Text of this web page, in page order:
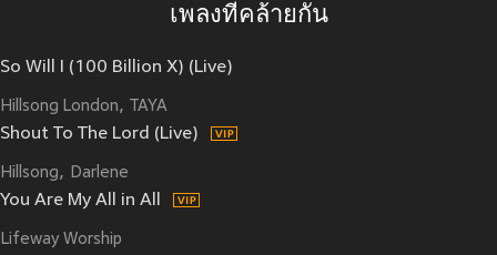
เพลงที่คล้ายกัน
So Will I (100 Billion X) (Live)
Hillsong London TAYA
Shout To The Lord (Live)
Hillsong Darlene
You Are My All in All
Lifeway Worship